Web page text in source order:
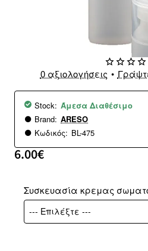
0 αξιολογήσεις •
6.00€
Stock: Άμεσα Διαθέσιμο
Brand: ARESO
Κωδικός: BL-475
Συσκευασία κρεμας